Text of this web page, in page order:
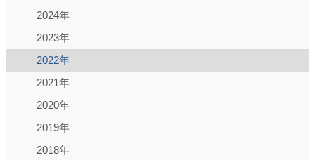
2024年
2023年
2022年
2021年
2020年
2019年
2018年